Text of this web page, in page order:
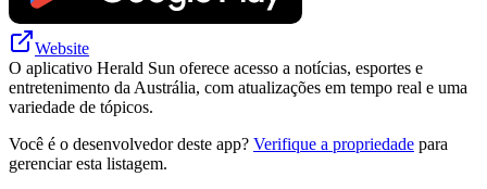
Website
O aplicativo Herald Sun oferece acesso a notícias, esportes e
entretenimento da Austrália, com atualizações em tempo real e uma
variedade de tópicos.
Você é o desenvolvedor deste app? Verifique a propriedade para
gerenciar esta listagem.